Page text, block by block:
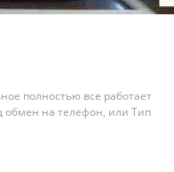
полностью все работает
обмен на телефон, или Тип